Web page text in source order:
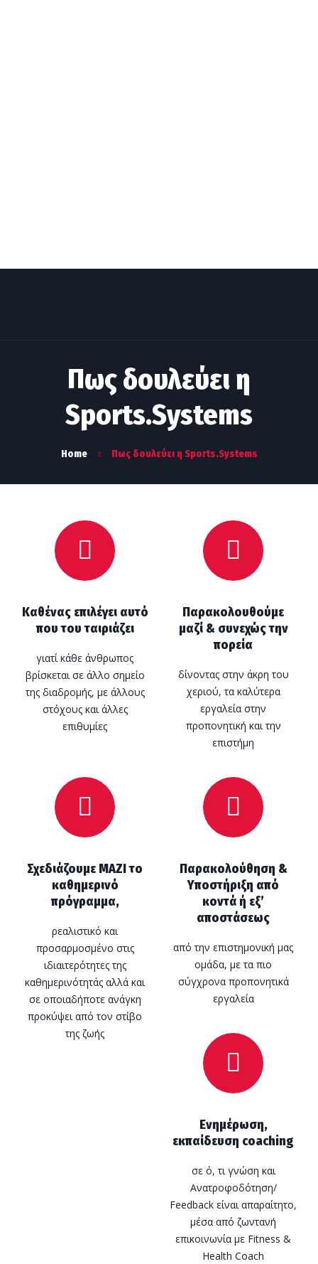
Πως δουλεύει η
Sports.Systems
Home Πως δουλεύει η Sports.Systems
Καθένας επιλέγει αυτό
που του ταιριάζει
γιατί κάθε άνθρωπος
βρίσκεται σε άλλο σημείο
της διαδρομής, με άλλους
στόχους και άλλες
επιθυμίες
Παρακολουθούμε
μαζί & συνεχώς την
πορεία
δίνοντας στην άκρη του
χεριού, τα καλύτερα
εργαλεία στην
προπονητική και την
επιστήμη
Σχεδιάζουμε ΜΑΖΙ το
καθημερινό
πρόγραμμα,
ρεαλιστικό και
προσαρμοσμένο στις
ιδιαιτερότητες της
καθημερινότητάς αλλά και
σε οποιαδήποτε ανάγκη
προκύψει από τον στίβο
της ζωής
Παρακολούθηση &
Υποστήριξη από
κοντά ή εξ’
αποστάσεως
από την επιστημονική μας
ομάδα, με τα πιο
σύγχρονα προπονητικά
εργαλεία
Ενημέρωση,
εκπαίδευση coaching
σε ό, τι γνώση και
Ανατροφοδότηση/
Feedback είναι απαραίτητο,
μέσα από ζωντανή
επικοινωνία με Fitness &
Health Coach